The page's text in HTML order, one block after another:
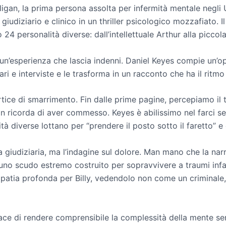
la prima persona assolta per infermità mentale
e clinico in un thriller psicologico mozzafiato.
personalità diverse: dall’intellettuale Arthur alla
che lascia indenni. Daniel Keyes compie
e interviste e le trasforma in un racconto che ha il
di smarrimento. Fin dalle prime pagine, percepiamo
ricorda di aver commesso. Keyes è abilissimo nel farci
diverse lottano per “prendere il posto sotto il faretto”
ma l’indagine sul dolore. Man mano che la
scudo estremo costruito per sopravvivere a traumi
profonda per Billy, vedendolo non come un
di rendere comprensibile la complessità della mente